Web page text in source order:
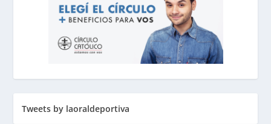
Tweets by laoraldeportiva